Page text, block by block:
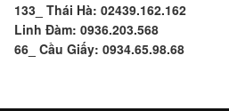
133_ Thái Hà: 02439.162.162
Linh Đàm: 0936.203.568
66_ Cầu Giấy: 0934.65.98.68